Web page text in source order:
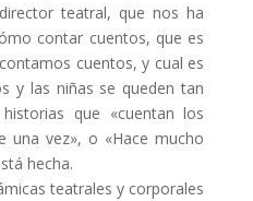
teatral, que nos ha
contar cuentos, que es
cuentos, y cual es
y las niñas se queden tan
que «cuentan los
una vez», o «Hace mucho
hecha.
teatrales y corporales